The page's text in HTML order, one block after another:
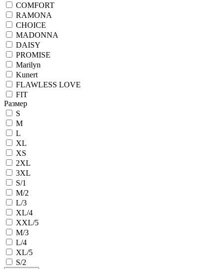
COMFORT
RAMONA
CHOICE
MADONNA
DAISY
PROMISE
Marilyn
Kunert
FLAWLESS LOVE
FIT
Размер
S
M
L
XL
XS
2XL
3XL
S/1
M/2
L/3
XL/4
XXL/5
M/3
L/4
XL/5
S/2